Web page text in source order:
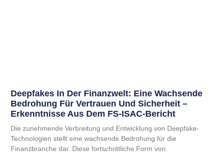
Deepfakes In Der Finanzwelt: Eine Wachsende
Bedrohung Für Vertrauen Und Sicherheit –
Erkenntnisse Aus Dem FS-ISAC-Bericht
Die zunehmende Verbreitung und Entwicklung von Deepfake-
Technologien stellt eine wachsende Bedrohung für die
Finanzbranche dar. Diese fortschrittliche Form von